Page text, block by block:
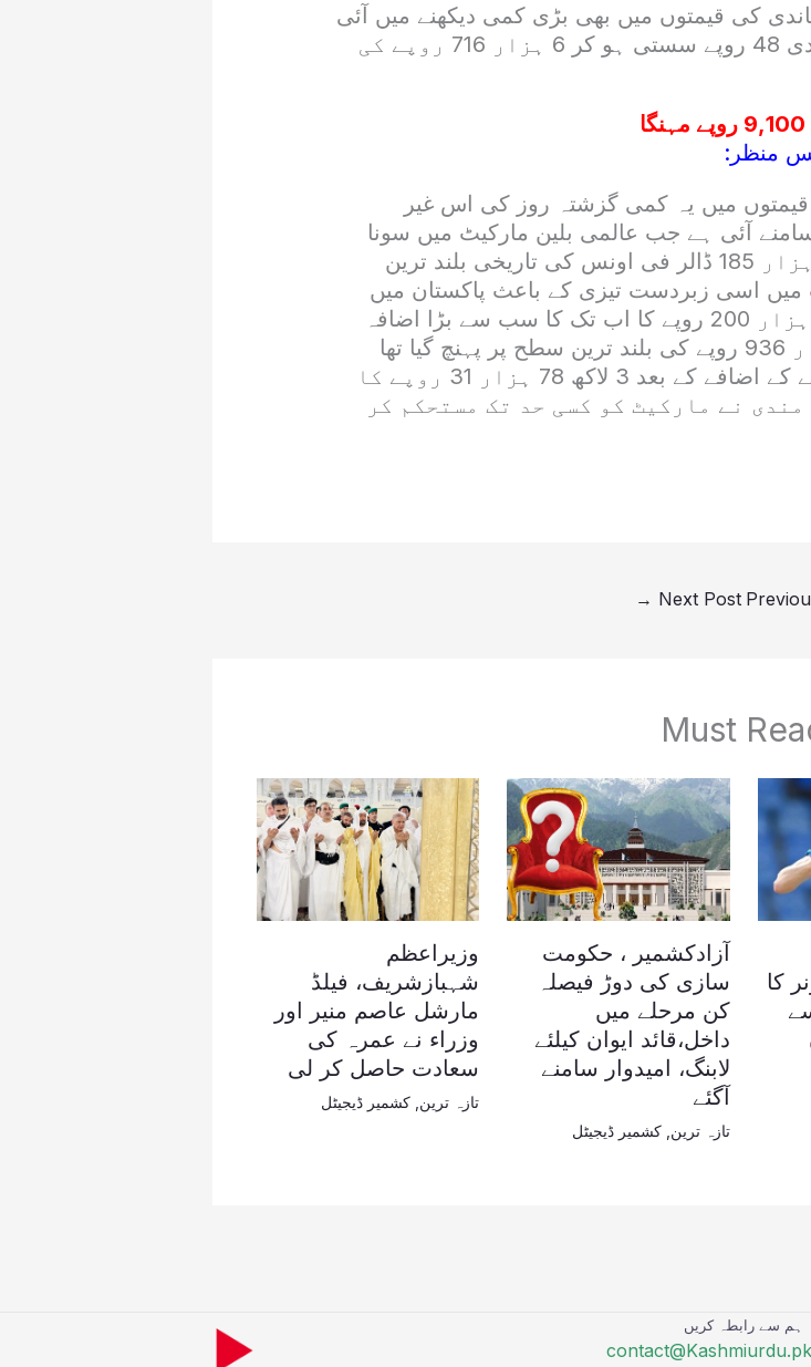
کی قیمتوں میں بھی بڑی کمی دیکھنے میں آئی
ہے۔ مقامی مارکیٹ میں فی تولہ چاندی 48 روپے سستی ہو کر 6 ہزار 716 روپے کی
منظر:
میں یہ کمی گزشتہ روز کی اس غیر
آئی ہے جب عالمی بلین مارکیٹ میں سونا
122 ڈالر کے بھاری اضافے کے ساتھ 4 ہزار 185 ڈالر فی اونس کی تاریخی بلند ترین
میں اسی زبردست تیزی کے باعث پاکستان میں
بھی فی تولہ سونے کی قیمت میں 12 ہزار 200 روپے کا اب تک کا سب سے بڑا اضافہ
ہوا تھا، جس سے سونا 4 لاکھ 40 ہزار 936 روپے کی بلند ترین سطح پر پہنچ گیا تھا
جبکہ 10 گرام سونا 10 ہزار 459 روپے کے اضافے کے بعد 3 لاکھ 78 ہزار 31 روپے کا
نے مارکیٹ کو کسی حد تک مستحکم کر
Next Post
→
Must
کا
آزادکشمیر ، حکومت
سازی کی دوڑ فیصلہ
کن مرحلے میں
داخل،قائد ایوان کیلئے
لابنگ، امیدوار سامنے
آگئے
تازہ ترین ,کشمیر ڈیجیٹل
وزیراعظم
شہبازشریف، فیلڈ
مارشل عاصم منیر اور
وزراء نے عمرہ کی
سعادت حاصل کر لی
تازہ ترین کشمیر ڈیجیٹل
ہم سے رابطہ کریں
contact@Kashmiurdu.pk